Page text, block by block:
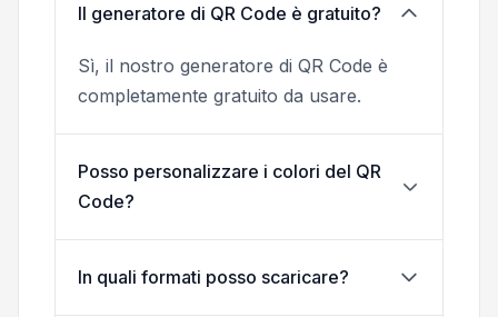
Il generatore di QR Code è gratuito?
Sì, il nostro generatore di QR Code è
completamente gratuito da usare.
Posso personalizzare i colori del QR
Code?
In quali formati posso scaricare?